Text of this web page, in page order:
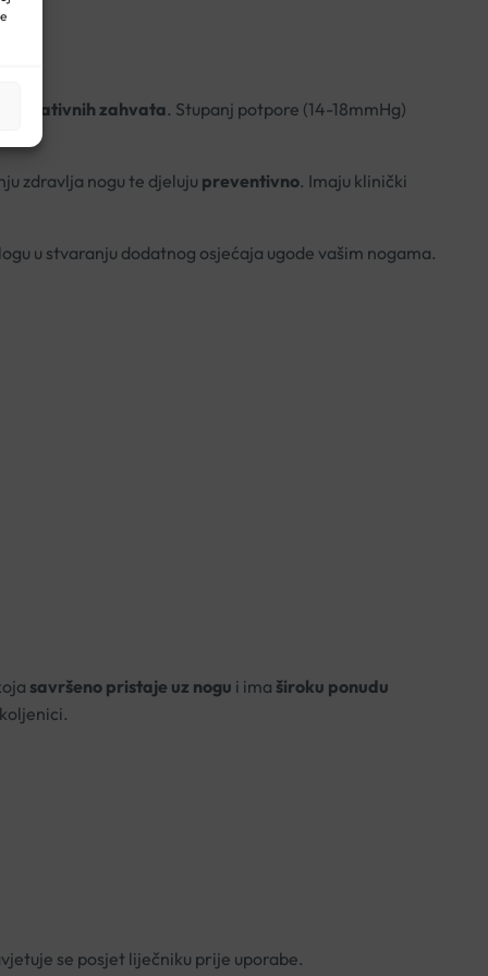
zahvata. Stupanj potpore (14-18mmHg)
zdravlja nogu te djeluju preventivno. Imaju klinički
u stvaranju dodatnog osjećaja ugode vašim nogama.
savršeno pristaje uz nogu i ima široku ponudu
se posjet liječniku prije uporabe.